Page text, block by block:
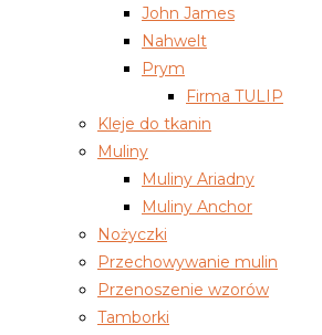
John James
Nahwelt
Prym
Firma TULIP
Kleje do tkanin
Muliny
Muliny Ariadny
Muliny Anchor
Nożyczki
Przechowywanie mulin
Przenoszenie wzorów
Tamborki